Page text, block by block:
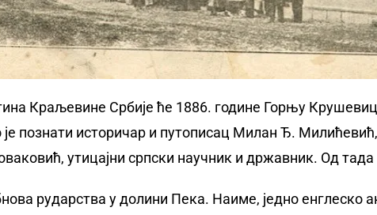
Краљевине Србије ће 1886. године Горњу
познати историчар и путописац Милан Ђ.
утицајни српски научник и државник. Од
рударства у долини Пека. Наиме, једно енглеско